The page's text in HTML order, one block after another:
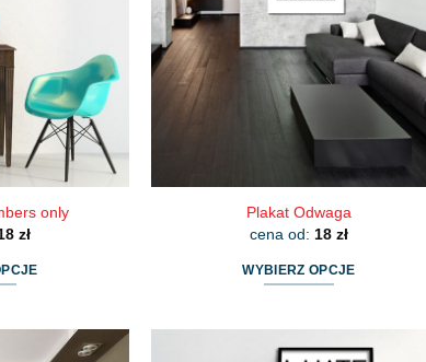
only
zł
Plakat Odwaga
cena od: 18 zł
WYBIERZ OPCJE
ma